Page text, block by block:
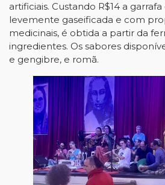
artificiais. Custando R$14 a
levemente gaseificada e com
medicinais, é obtida a partir da
ingredientes. Os sabores
e gengibre, e romã.